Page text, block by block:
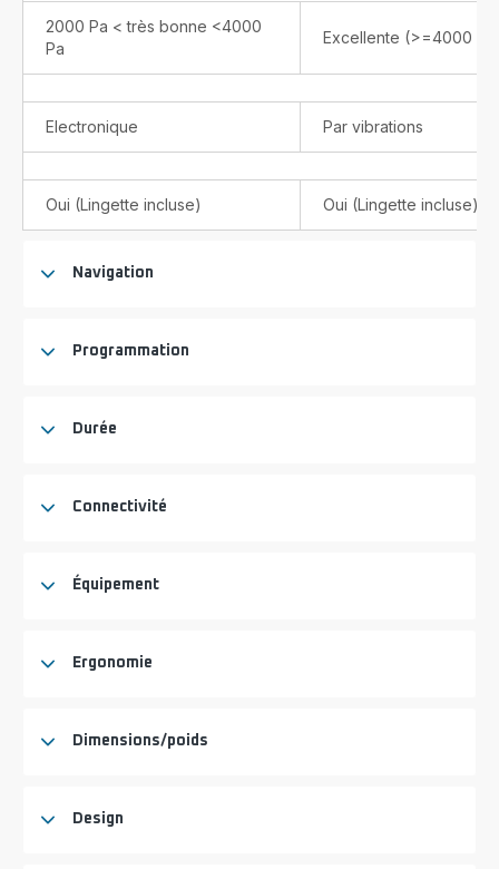
2000 Pa < très bonne <4000
Pa
Excellente (>=4000
Electronique Par vibrations
Oui (Lingette incluse) Oui (Lingette incluse)
Navigation
Programmation
Durée
Connectivité
Équipement
Ergonomie
Dimensions/poids
Design